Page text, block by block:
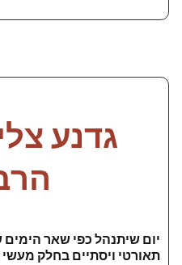
גדנע
יום שיתנהל כפי שאר
תאורטי ויסתיים בחלק